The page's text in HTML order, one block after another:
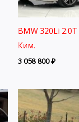
BMW 320Li
Ким.
3 058 800₽